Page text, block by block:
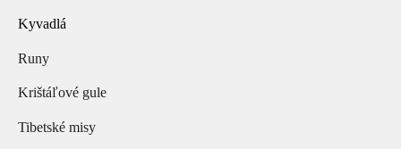
Kyvadlá
Runy
Krištáľové gule
Tibetské misy